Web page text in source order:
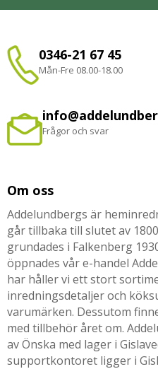
0346-21 67 45
Mån-Fre 08.00-18.00
Frågor och svar
Om oss
Addelundbergs är
går tillbaka till slutet av
grundades i Falkenberg
öppnades vår e-handel
har håller vi ett stort
inredningsdetaljer och
varumärken. Dessutom
med tillbehör året om.
av Önska med lager i
supportkontoret ligger i